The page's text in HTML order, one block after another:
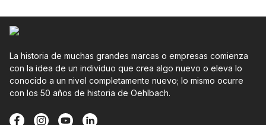
La historia de muchas grandes marcas o empresas comienza
con la idea de un individuo que crea algo nuevo o eleva lo
conocido a un nivel completamente nuevo; lo mismo ocurre
con los 50 años de historia de Oehlbach.